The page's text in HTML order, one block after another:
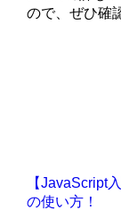
ので、ぜひ確
【JavaScript
の使い方！